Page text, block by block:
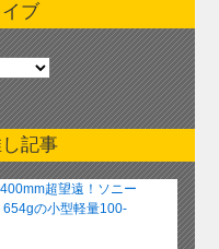
ブ
記事
超望遠！ソニー
の小型軽量100-